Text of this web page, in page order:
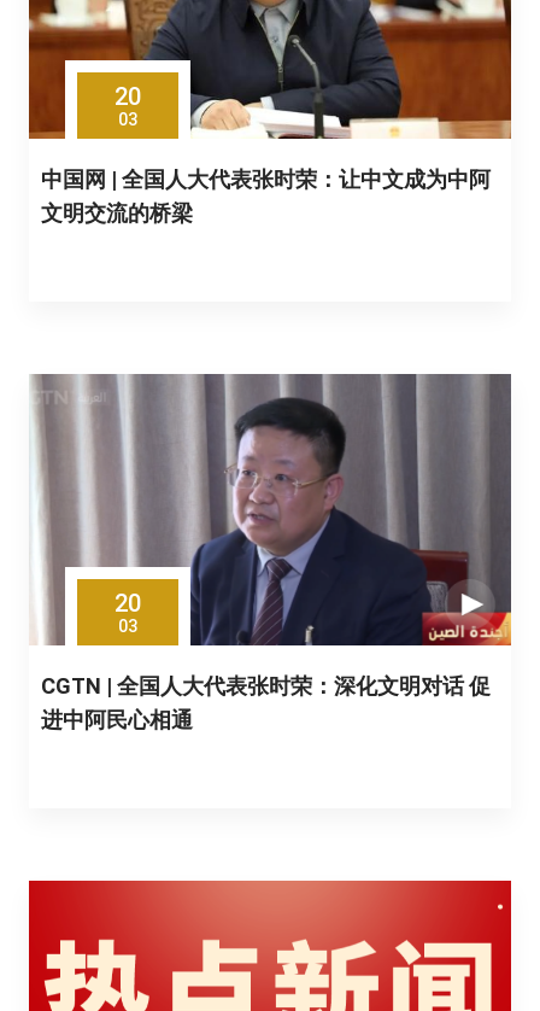
20
03
中国网 | 全国人大代表张时荣：让中文成为中阿
文明交流的桥梁
20
03
CGTN | 全国人大代表张时荣：深化文明对话 促
进中阿民心相通